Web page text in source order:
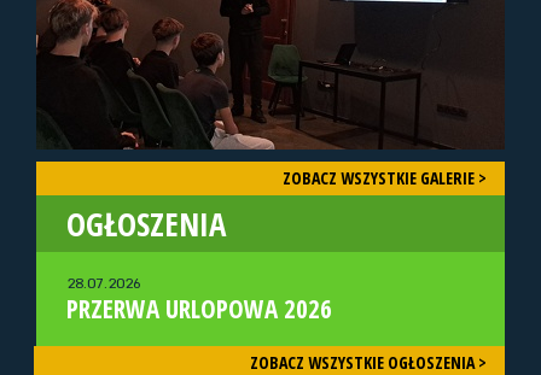
ZOBACZ WSZYSTKIE GALERIE >
OGŁOSZENIA
28.07.2026
PRZERWA URLOPOWA 2026
ZOBACZ WSZYSTKIE OGŁOSZENIA >